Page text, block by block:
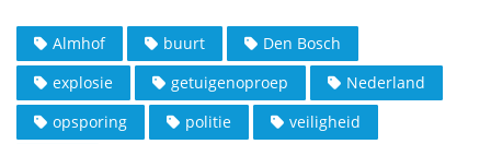
Almhof buurt
Den Bosch
explosie
getuigenoproep
Nederland
opsporing
politie
veiligheid